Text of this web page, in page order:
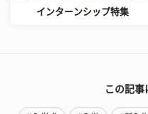
インターンシップ特集
この記事